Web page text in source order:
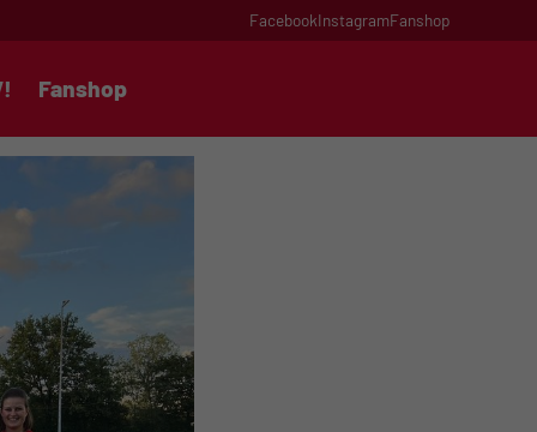
FacebookInstagramFanshop
Fanshop